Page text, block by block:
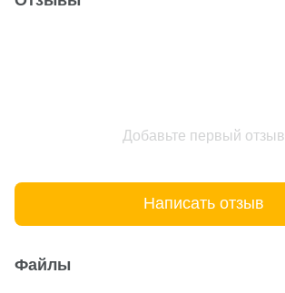
Добавьте первый отзыв
Написать отзыв
Файлы